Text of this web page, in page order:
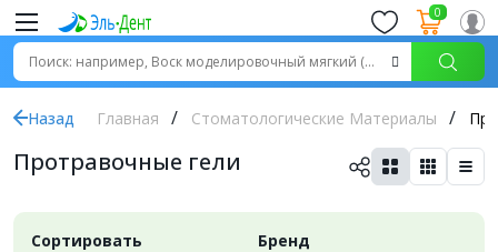
0
Назад Главная Стоматологические Материалы
Протравочные гели
Сортировать Бренд